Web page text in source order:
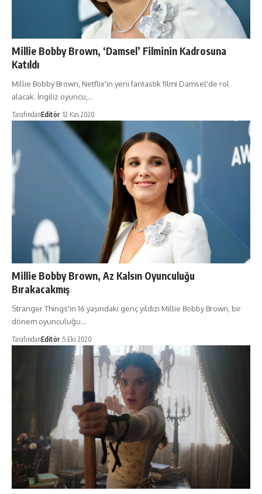
Millie Bobby Brown, ‘Damsel’ Filminin Kadrosuna
Katıldı
Millie Bobby Brown, Netflix'in yeni fantastik filmi Damsel'de rol
alacak. İngiliz oyuncu,…
TarafındanEditör 12 Kas 2020
Millie Bobby Brown, Az Kalsın Oyunculuğu
Bırakacakmış
Stranger Things'in 16 yaşındaki genç yıldızı Millie Bobby Brown, bir
dönem oyunculuğu…
TarafındanEditör 5 Eki 2020